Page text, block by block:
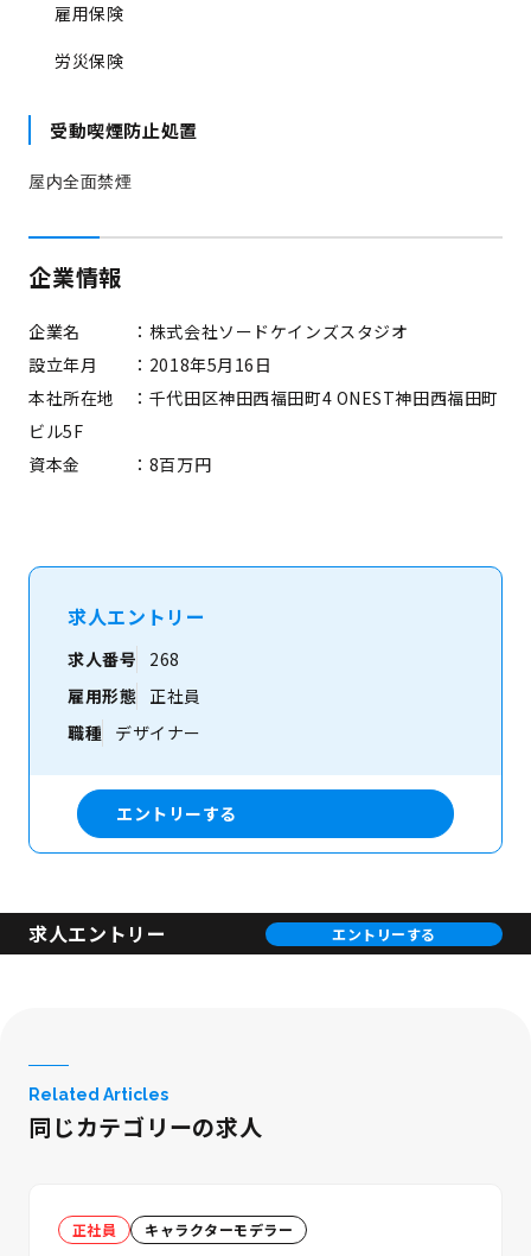
雇用保険
労災保険
受動喫煙防止処置
屋内全面禁煙
企業情報
企業名 ：株式会社ソードケインズスタジオ
設立年月 ：2018年5月16日
本社所在地 ：千代田区神田西福田町4 ONEST神田西福田町
ビル5F
資本金 ：8百万円
求人エントリー
求人番号
268
雇用形態 正社員
職種
デザイナー
エントリーする
求人エントリー エントリーする
Related Articles
同じカテゴリーの求人
正社員 キャラクターモデラー